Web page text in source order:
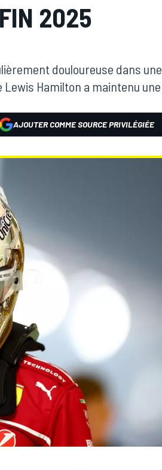
2025
douloureuse dans une
Hamilton a maintenu une
AJOUTER COMME SOURCE PRIVILÉGIÉE